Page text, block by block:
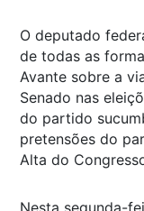
O deputado
de todas as
Avante sobre a
Senado nas
do partido
pretensões do
Alta do
Nesta segunda-